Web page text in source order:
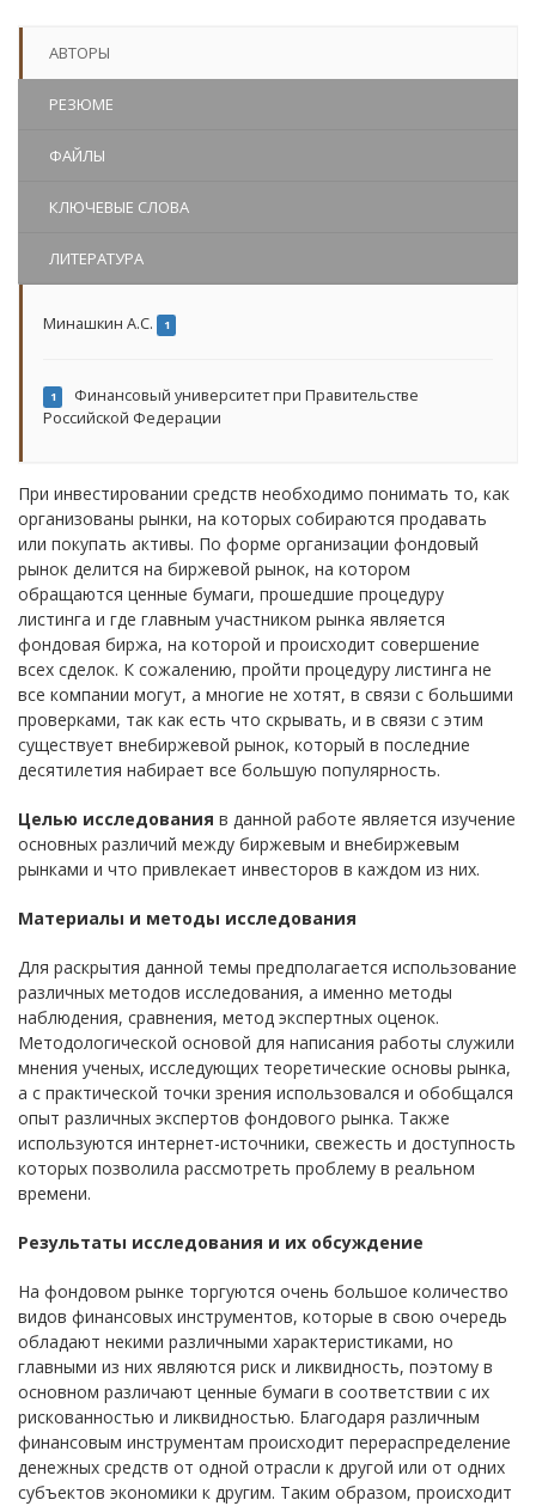
АВТОРЫ
РЕЗЮМЕ
ФАЙЛЫ
КЛЮЧЕВЫЕ СЛОВА
ЛИТЕРАТУРА
Минашкин А.С. 1
1
Финансовый университет при Правительстве
Российской Федерации
При инвестировании средств необходимо понимать то, как
организованы рынки, на которых собираются продавать
или покупать активы. По форме организации фондовый
рынок делится на биржевой рынок, на котором
обращаются ценные бумаги, прошедшие процедуру
листинга и где главным участником рынка является
фондовая биржа, на которой и происходит совершение
всех сделок. К сожалению, пройти процедуру листинга не
все компании могут, а многие не хотят, в связи с большими
проверками, так как есть что скрывать, и в связи с этим
существует внебиржевой рынок, который в последние
десятилетия набирает все большую популярность.
Целью исследования в данной работе является изучение
основных различий между биржевым и внебиржевым
рынками и что привлекает инвесторов в каждом из них.
Материалы и методы исследования
Для раскрытия данной темы предполагается использование
различных методов исследования, а именно методы
наблюдения, сравнения, метод экспертных оценок.
Методологической основой для написания работы служили
мнения ученых, исследующих теоретические основы рынка,
а с практической точки зрения использовался и обобщался
опыт различных экспертов фондового рынка. Также
используются интернет-источники, свежесть и доступность
которых позволила рассмотреть проблему в реальном
времени.
Результаты исследования и их обсуждение
На фондовом рынке торгуются очень большое количество
видов финансовых инструментов, которые в свою очередь
обладают некими различными характеристиками, но
главными из них являются риск и ликвидность, поэтому в
основном различают ценные бумаги в соответствии с их
рискованностью и ликвидностью. Благодаря различным
финансовым инструментам происходит перераспределение
денежных средств от одной отрасли к другой или от одних
субъектов экономики к другим. Таким образом, происходит